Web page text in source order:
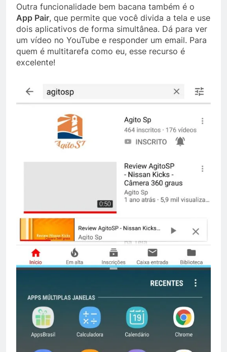
Outra funcionalidade bem bacana também é o
App Pair, que permite que você divida a tela e use
dois aplicativos de forma simultânea. Dá para ver
um vídeo no YouTube e responder um email. Para
quem é multitarefa como eu, esse recurso é
excelente!